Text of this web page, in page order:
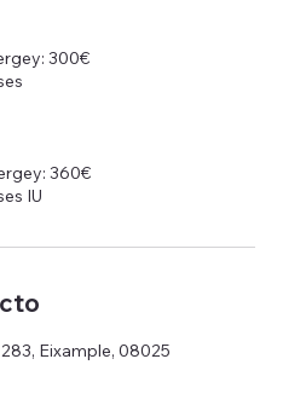
300€
360€
IU
Eixample, 08025